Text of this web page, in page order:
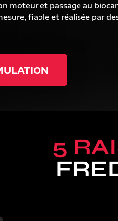
moteur et passage au
fiable et réalisée par
5